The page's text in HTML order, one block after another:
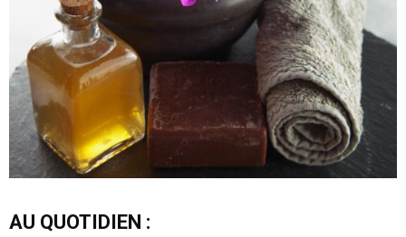
AU QUOTIDIEN :